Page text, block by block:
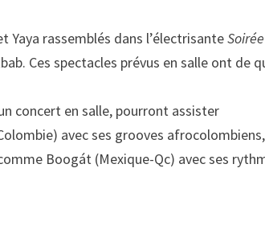
Yaya rassemblés dans l’électrisanteSoirée
Ces spectacles prévus en salle ont de
concert en salle, pourront assister
avec ses grooves afrocolombiens,
Boogát (Mexique-Qc) avec ses